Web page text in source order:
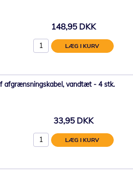
148,95 DKK
LÆG I KURV
afgrænsningskabel, vandtæt - 4 stk.
33,95 DKK
LÆG I KURV